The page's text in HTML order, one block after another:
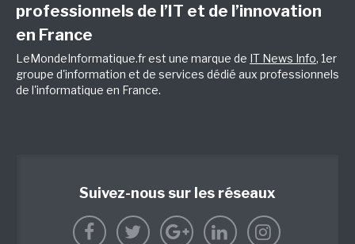
professionnels de l’IT et de l’innovation
en France
LeMondeInformatique.fr est une marque de IT News Info, 1er
groupe d'information et de services dédié aux professionnels
de l'informatique en France.
Suivez-nous sur les réseaux